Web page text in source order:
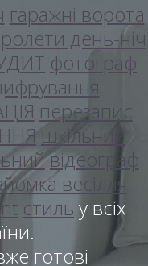
гаражні ворота
ролети день-ніч
фотограф
перезапис
шкільний
відеограф
весілля
стиль у всіх
готові